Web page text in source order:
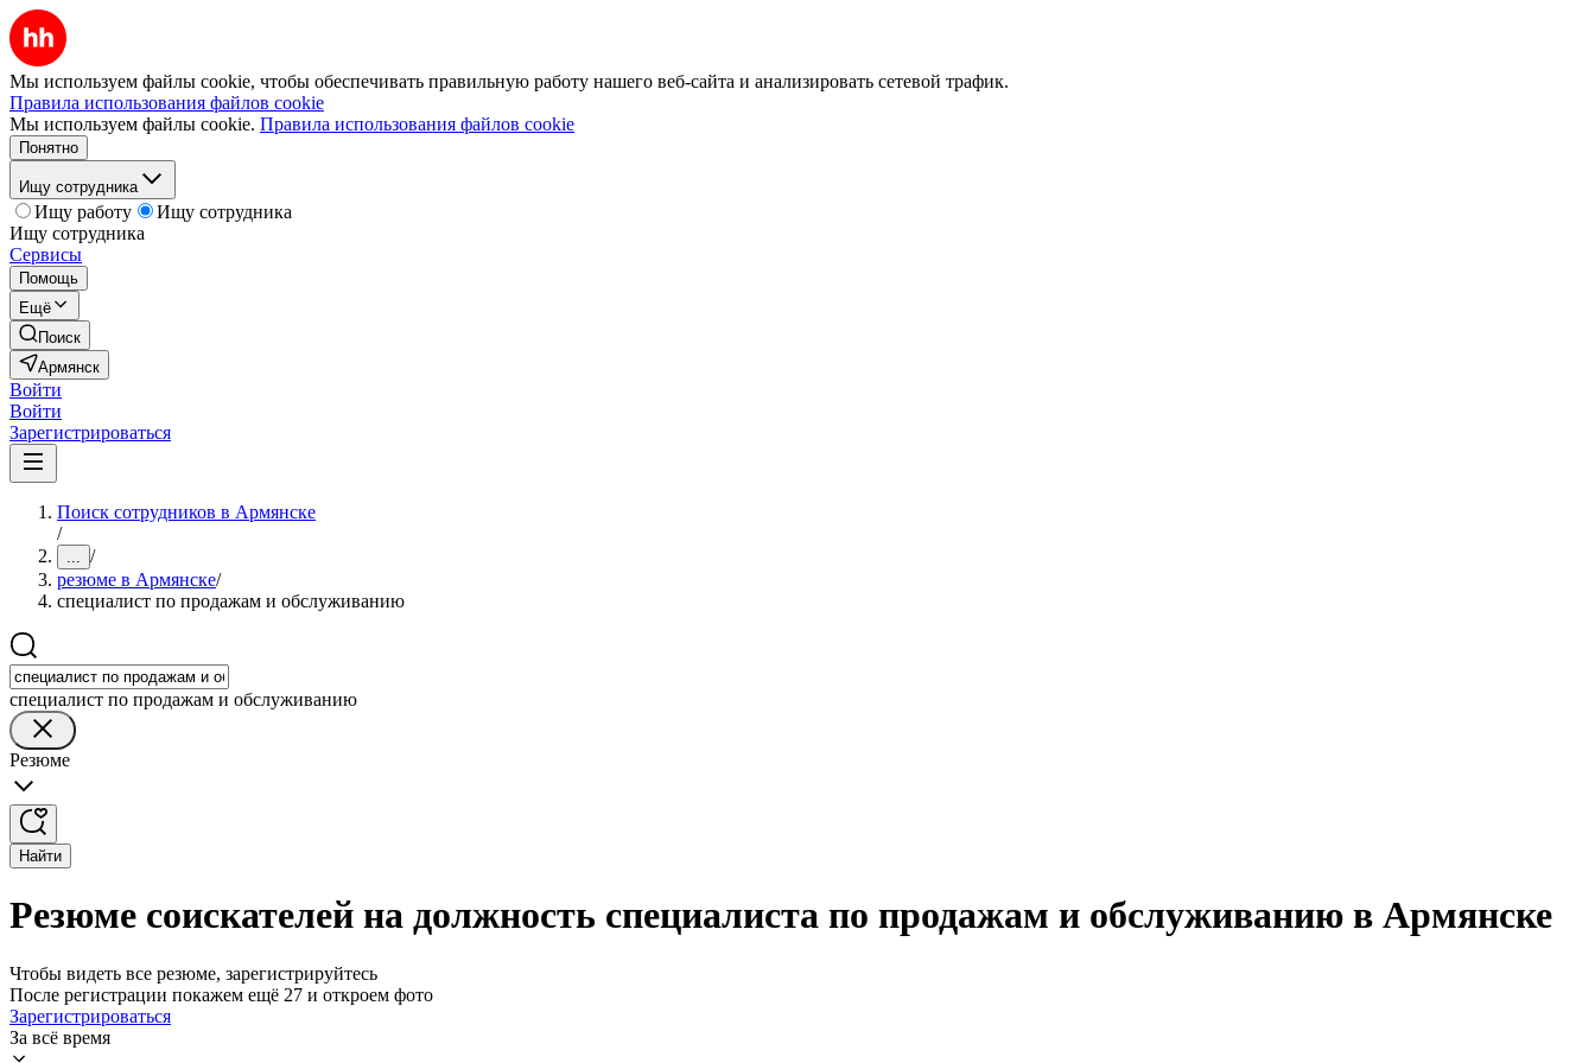
Мы используем файлы cookie, чтобы обеспечивать правильную работу нашего веб-сайта и анализировать сетевой трафик.
Правила использования файлов cookie
Мы используем файлы cookie. Правила использования файлов cookie
Понятно
Ищу сотрудника
Ищу работу
Ищу сотрудника
Ищу сотрудника
Сервисы
Помощь
Ещё
Поиск
Армянск
Войти
Войти
Зарегистрироваться
Поиск сотрудников в Армянске
/
... /
резюме в Армянске/
специалист по продажам и обслуживанию
специалист по продажам и обслуживанию
Резюме
Найти
Резюме соискателей на должность специалиста по продажам и обслуживанию в Армянске
Чтобы видеть все резюме, зарегистрируйтесь
После регистрации покажем ещё 27 и откроем фото
Зарегистрироваться
За всё время